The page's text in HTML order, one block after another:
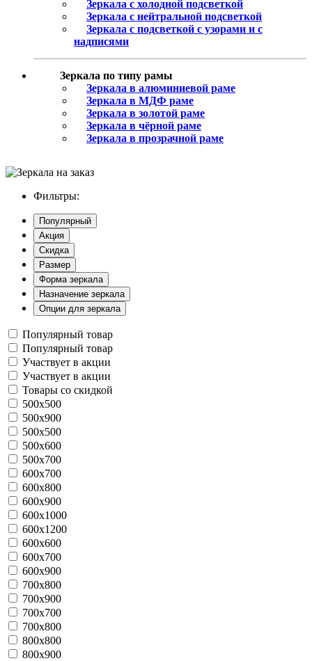
Зеркала с холодной подсветкой
Зеркала с нейтральной подсветкой
Зеркала с подсветкой с узорами и с
надписями
Зеркала по типу рамы
Зеркала в алюминиевой раме
Зеркала в МДФ раме
Зеркала в золотой раме
Зеркала в чёрной раме
Зеркала в прозрачной раме
Фильтры:
Популярный
Акция
Скидка
Размер
Форма зеркала
Назначение зеркала
Опции для зеркала
Популярный товар
Популярный товар
Участвует в акции
Участвует в акции
Товары со скидкой
500x500
500x900
500х500
500х600
500х700
600x700
600x800
600x900
600x1000
600x1200
600х600
600х700
600х900
700x800
700x900
700х700
700х800
800х800
800х900